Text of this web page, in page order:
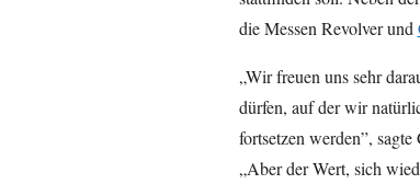
die Messen Revolver und
„Wir freuen uns sehr
dürfen, auf der wir
fortsetzen werden”,
„Aber der Wert, sich